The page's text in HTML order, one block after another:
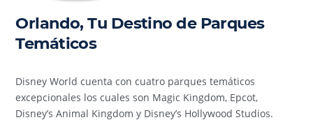
Orlando, Tu Destino de Parques
Temáticos
Disney World cuenta con cuatro parques temáticos
excepcionales los cuales son Magic Kingdom, Epcot,
Disney’s Animal Kingdom y Disney’s Hollywood Studios.